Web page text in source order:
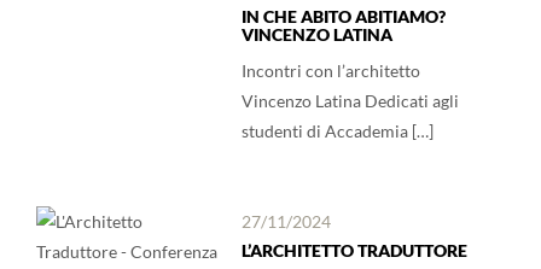
IN CHE ABITO ABITIAMO?
VINCENZO LATINA
Incontri con l’architetto
Vincenzo Latina Dedicati agli
studenti di Accademia […]
27/11/2024
L’ARCHITETTO TRADUTTORE